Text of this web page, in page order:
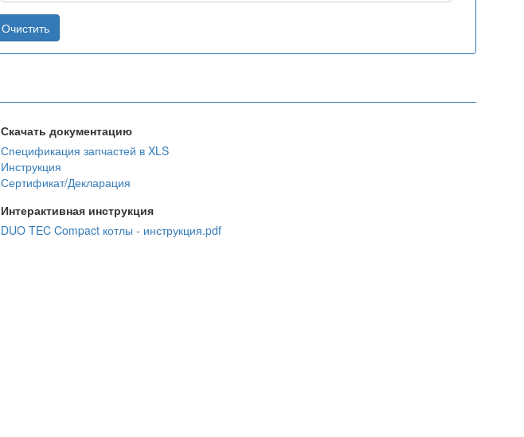
Очистить
Скачать документацию
Спецификация запчастей в XLS
Инструкция
Сертификат/Декларация
Интерактивная инструкция
DUO TEC Compact котлы - инструкция.pdf